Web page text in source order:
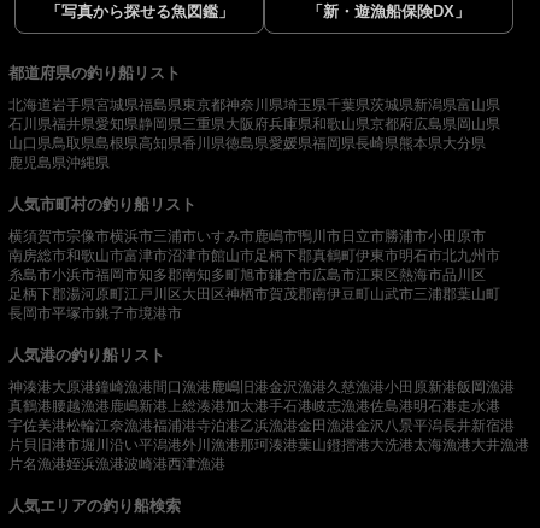
「写真から探せる魚図鑑」
「新・遊漁船保険DX」
都道府県の釣り船リスト
北海道岩手県宮城県福島県東京都神奈川県埼玉県千葉県茨城県新潟県富山県
石川県福井県愛知県静岡県三重県大阪府兵庫県和歌山県京都府広島県岡山県
山口県鳥取県島根県高知県香川県徳島県愛媛県福岡県長崎県熊本県大分県
鹿児島県沖縄県
人気市町村の釣り船リスト
横須賀市宗像市横浜市三浦市いすみ市鹿嶋市鴨川市 日立市勝浦市小田原市
南房総市和歌山市富津市沼津市館山市足柄下郡真鶴町伊東市明石市北九州市
糸島市小浜市福岡市知多郡南知多町旭市鎌倉市広島市江東区熱海市品川区
足柄下郡湯河原町江戸川区 大田区神栖市賀茂郡南伊豆町山武市三浦郡葉山町
長岡市平塚市銚子市境港市
人気港の釣り船リスト
神湊港大原港鐘崎漁港 間口漁港鹿嶋旧港金沢漁港久慈漁港小田原新港飯岡漁港
真鶴港 腰越漁港鹿嶋新港 上総湊港加太港手石港岐志漁港佐島港明石港走水港
宇佐美港松輪江奈漁港福浦港寺泊港乙浜漁港金田漁港金沢八景平潟長井新宿港
片貝旧港市堀川沿い平潟港外川漁港那珂湊港葉山鐙摺港大洗港太海漁港大井漁港
片名漁港姪浜漁港波崎港西津漁港
人気エリアの釣り船検索